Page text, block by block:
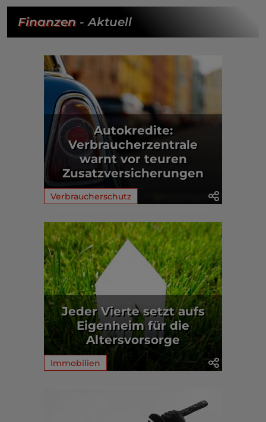
Finanzen- Aktuell
Autokredite:
Verbraucherzentrale
warnt vor teuren
Zusatzversicherungen
Verbraucherschutz
Jeder Vierte setzt aufs
Eigenheim für die
Altersvorsorge
Immobilien